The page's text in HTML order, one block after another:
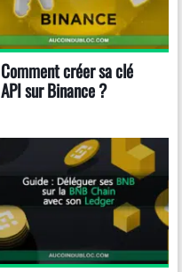
Comment créer sa clé
API sur Binance ?